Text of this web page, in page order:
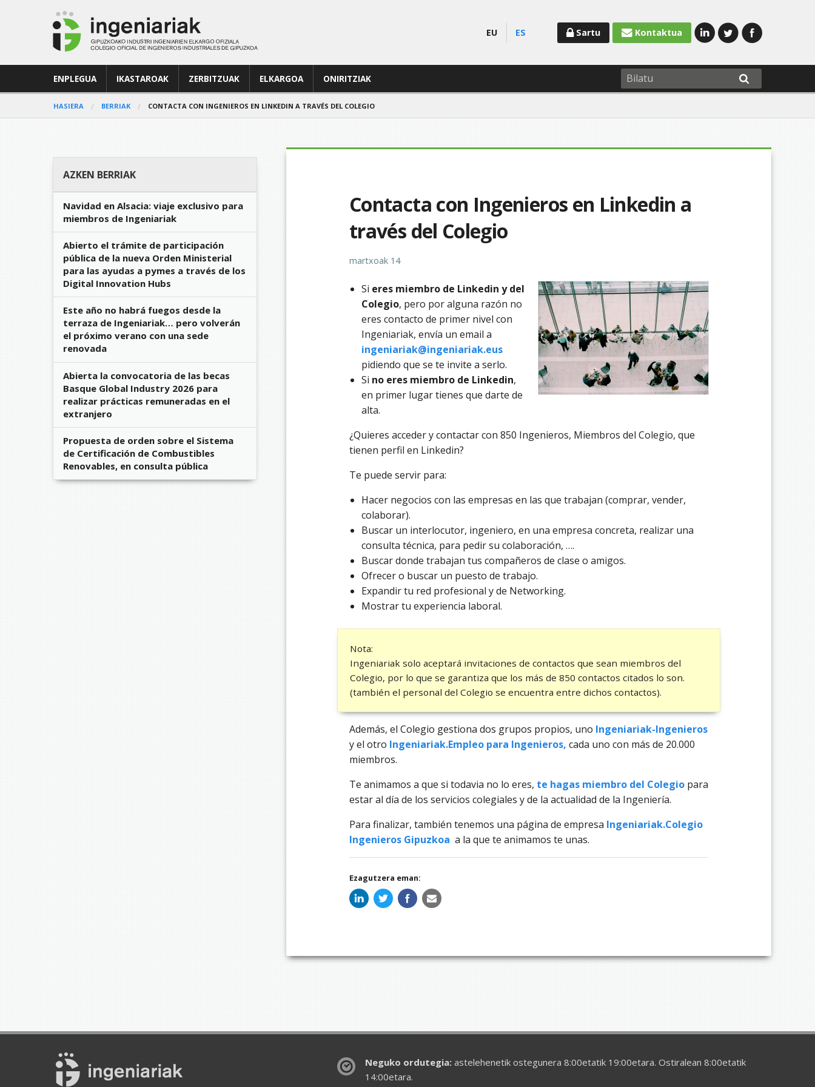
EU ES Kontaktua
Sartu
ENPLEGUA IKASTAROAK ZERBITZUAK ELKARGOA ONIRITZIAK
HASIERA BERRIAK CONTACTA CON INGENIEROS EN LINKEDIN A TRAVÉS DEL COLEGIO
Contacta con Ingenieros en Linkedin a
través del Colegio
martxoak 14
Si eres miembro de Linkedin y del
Colegio, pero por alguna razón no
eres contacto de primer nivel con
Ingeniariak, envía un email a
ingeniariak@ingeniariak.eus
pidiendo que se te invite a serlo.
Si no eres miembro de Linkedin,
en primer lugar tienes que darte de
alta.
¿Quieres acceder y contactar con 850 Ingenieros, Miembros del Colegio, que
tienen perfil en Linkedin?
Te puede servir para:
Hacer negocios con las empresas en las que trabajan (comprar, vender,
colaborar).
Buscar un interlocutor, ingeniero, en una empresa concreta, realizar una
consulta técnica, para pedir su colaboración, ….
Buscar donde trabajan tus compañeros de clase o amigos.
Ofrecer o buscar un puesto de trabajo.
Expandir tu red profesional y de Networking.
Mostrar tu experiencia laboral.
Nota:
Ingeniariak solo aceptará invitaciones de contactos que sean miembros del
Colegio, por lo que se garantiza que los más de 850 contactos citados lo son.
(también el personal del Colegio se encuentra entre dichos contactos).
Además, el Colegio gestiona dos grupos propios, uno Ingeniariak-Ingenieros
y el otro Ingeniariak.Empleo para Ingenieros, cada uno con más de 20.000
miembros.
Te animamos a que si todavia no lo eres, te hagas miembro del Colegiopara
estar al día de los servicios colegiales y de la actualidad de la Ingeniería.
Para finalizar, también tenemos una página de empresa Ingeniariak.Colegio
Ingenieros Gipuzkoa a la que te animamos te unas.
Ezagutzera eman:
AZKEN BERRIAK
Navidad en Alsacia: viaje exclusivo para
miembros de Ingeniariak
Abierto el trámite de participación
pública de la nueva Orden Ministerial
para las ayudas a pymes a través de los
Digital Innovation Hubs
Este año no habrá fuegos desde la
terraza de Ingeniariak… pero volverán
el próximo verano con una sede
renovada
Abierta la convocatoria de las becas
Basque Global Industry 2026 para
realizar prácticas remuneradas en el
extranjero
Propuesta de orden sobre el Sistema
de Certificación de Combustibles
Renovables, en consulta pública
Neguko ordutegia:astelehenetik ostegunera 8:00etatik 19:00etara. Ostiralean 8:00etatik
14:00etara.